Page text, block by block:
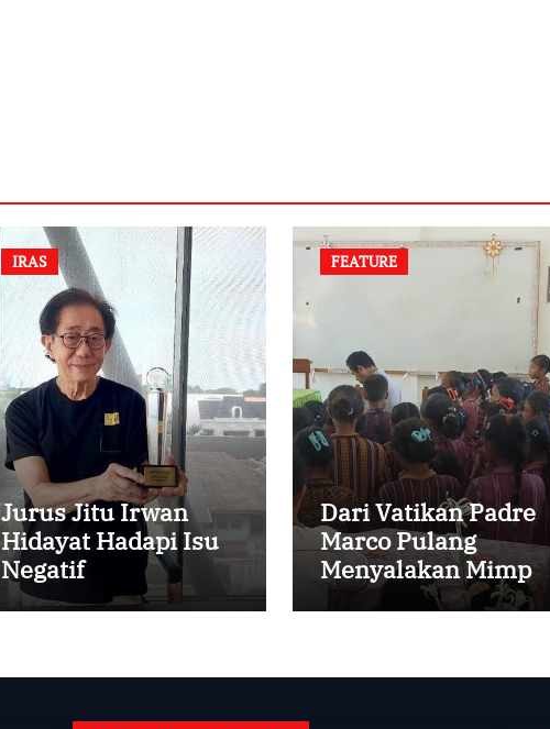
IRAS
Jurus Jitu Irwan
Hidayat Hadapi Isu
Negatif
FEATURE
Dari Vatikan Padre
Marco Pulang
Menyalakan Mimpi
Anak-anak Desa